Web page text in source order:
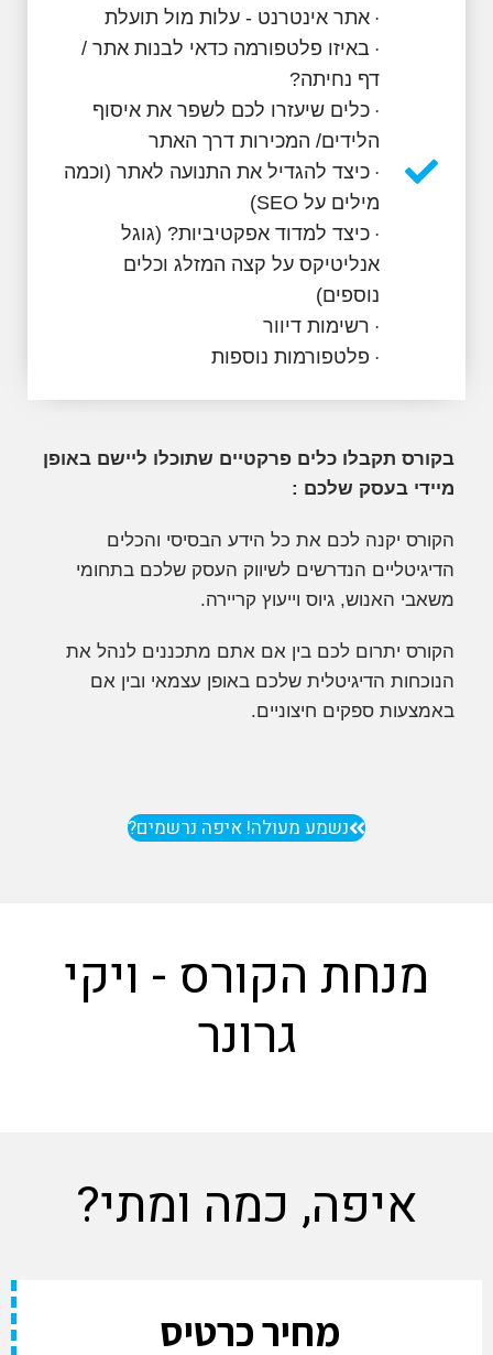
אתר אינטרנט - עלות מול תועלת
באיזו פלטפורמה כדאי לבנות אתר /
דף נחיתה?
כלים שיעזרו לכם לשפר את איסוף
הלידים/ המכירות דרך האתר
·כיצד להגדיל את התנועה לאתר (וכמה
מילים על SEO)
כיצד למדוד אפקטיביות? (גוגל
אנליטיקס על קצה המזלג וכלים
רשימות דיוור
פלטפורמות נוספות
תקבלו כלים פרקטיים שתוכלו ליישם באופן
בעסק שלכם :
יקנה לכם את כל הידע הבסיסי והכלים
הנדרשים לשיווק העסק שלכם בתחומי
האנוש, גיוס וייעוץ קריירה.
יתרום לכם בין אם אתם מתכננים לנהל את
הדיגיטלית שלכם באופן עצמאי ובין אם
ספקים חיצוניים.
נשמע מעולה! איפה נרשמים?
הקורס - ויקי
גרונר
איפה, כמה ומתי?
מחיר כרטיס